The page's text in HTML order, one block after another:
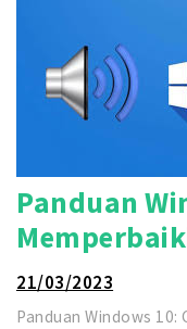
Panduan
21/03/2023
Panduan Windows 10: